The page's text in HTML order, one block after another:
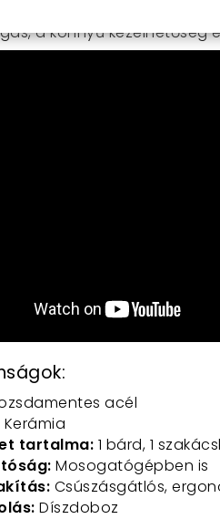
professzionális élményt
a könnyű kezelhetőség
acél
Kerámia
tartalma: 1 bárd, 1
Mosogatógépben is
Csúszásgátlós,
Díszdoboz